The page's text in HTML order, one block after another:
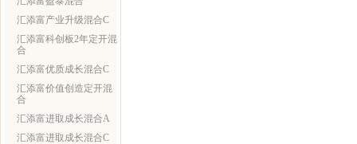
汇添富产业升级混合C
汇添富科创板2年定开混
合
汇添富优质成长混合C
汇添富价值创造定开混
合
汇添富进取成长混合A
汇添富进取成长混合C